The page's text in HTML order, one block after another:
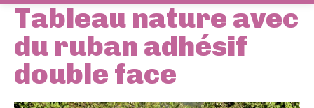
Tableau nature avec
du ruban adhésif
double face